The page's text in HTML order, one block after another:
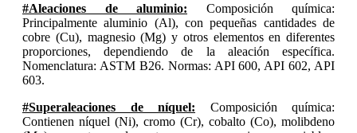
#Aleaciones de aluminio: Composición química:
Principalmente aluminio (Al), con pequeñas cantidades de
cobre (Cu), magnesio (Mg) y otros elementos en diferentes
proporciones, dependiendo de la aleación específica.
Nomenclatura: ASTM B26. Normas: API 600, API 602, API
603.
#Superaleaciones de níquel: Composición química:
Contienen níquel (Ni), cromo (Cr), cobalto (Co), molibdeno